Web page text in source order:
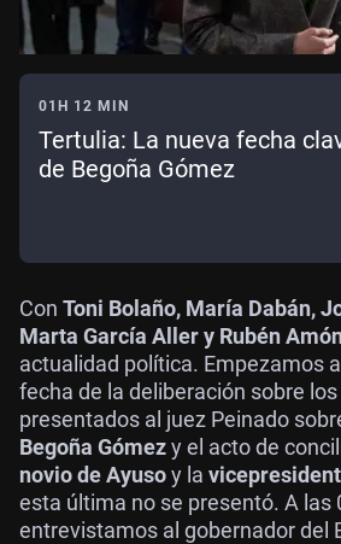
01H 12 MIN
Tertulia: La nueva fecha
de Begoña Gómez
Con Toni Bolaño, María Dabán,
Marta García Aller y Rubén
actualidad política. Empezamos
fecha de la deliberación sobre
presentados al juez Peinado
Begoña Gómezy el acto de
novio de Ayusoy la
esta última no se presentó. A las
entrevistamos al gobernador del